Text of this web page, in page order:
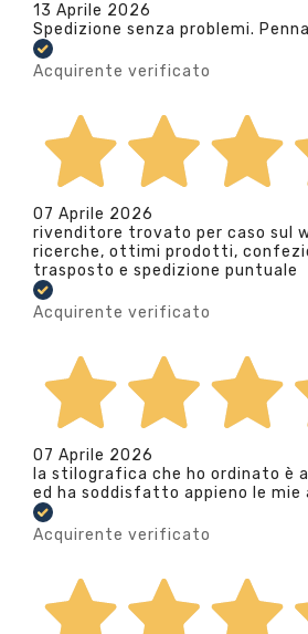
13 Aprile 2026
Spedizione senza problemi.
Acquirente verificato
07 Aprile 2026
rivenditore trovato per caso sul
ricerche, ottimi prodotti,
trasposto e spedizione puntuale
Acquirente verificato
07 Aprile 2026
la stilografica che ho ordinato è
ed ha soddisfatto appieno le
Acquirente verificato